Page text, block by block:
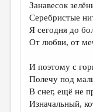
НОВОСТИ
ПРАВИЛА САЙТА
ИЗБРАННОЕ
ДАЙДЖЕСТ
Занавесок
Серебристые
Я сегодня до
От любви, от
И поэтому с
Полечу под
В снег, ещё не
Изначальный,